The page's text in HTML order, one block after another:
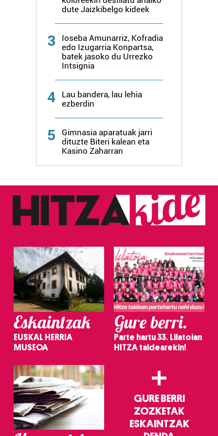
dute Jaizkibelgo kideek
3
Ioseba Amunarriz, Kofradia
edo Izugarria Konpartsa,
batek jasoko du Urrezko
Intsignia
4
Lau bandera, lau lehia
ezberdin
5
Gimnasia aparatuak jarri
dituzte Biteri kalean eta
Kasino Zaharran
Eskaintzak
EUSKAL HERRIA
MUSEOA
Gure berri.
Parte hartu 33. Lilatoian
HITZA taldearekin!
+
GURE BERRI
ZOZKETAK
ESKAINTZAK